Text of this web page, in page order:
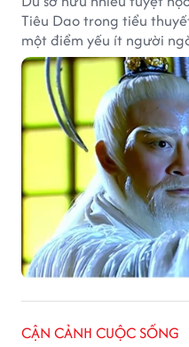
Tiêu Dao trong tiểu
một điểm yếu ít người
CẬN CẢNH CUỘC SỐNG